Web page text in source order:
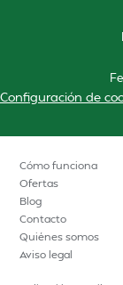
Configuración de
Cómo funciona
Ofertas
Blog
Contacto
Quiénes somos
Aviso legal